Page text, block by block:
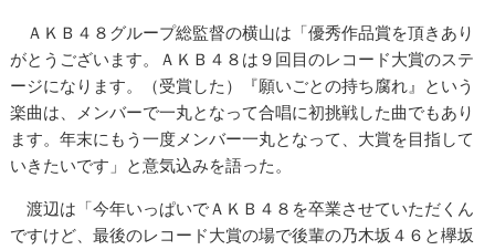
ＡＫＢ４８グループ総監督の横山は「優秀作品賞を頂きあり
がとうございます。ＡＫＢ４８は９回目のレコード大賞のステ
ージになります。（受賞した）『願いごとの持ち腐れ』という
楽曲は、メンバーで一丸となって合唱に初挑戦した曲でもあり
ます。年末にもう一度メンバー一丸となって、大賞を目指して
いきたいです」と意気込みを語った。
渡辺は「今年いっぱいでＡＫＢ４８を卒業させていただくん
ですけど、最後のレコード大賞の場で後輩の乃木坂４６と欅坂